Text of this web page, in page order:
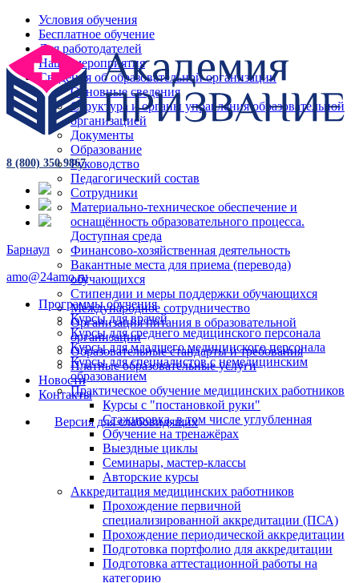
Условия обучения
Бесплатное обучение
Для работодателей
Наши мероприятия
Сведения об образовательной организации
Основные сведения
Структура и органы управления образовательной
организацией
Документы
Образование
Руководство
Педагогический состав
Сотрудники
Материально-техническое обеспечение и
оснащённость образовательного процесса.
Доступная среда
Финансово-хозяйственная деятельность
Вакантные места для приема (перевода)
обучающихся
Стипендии и меры поддержки обучающихся
Международное сотрудничество
Организация питания в образовательной
организации
Образовательные стандарты и требования
Платные образовательные услуги
Новости
Контакты
Версия для слабовидящих
8 (800) 350 9867
Барнаул
amo@24amo.ru
Программы обучения
Курсы для врачей
Курсы для среднего медицинского персонала
Курсы для младшего медицинского персонала
Курсы для специалистов с немедицинским
образованием
Практическое обучение медицинских работников
Курсы с "постановкой руки"
Стажировка, в том числе углубленная
Обучение на тренажёрах
Выездные циклы
Семинары, мастер-классы
Авторские курсы
Аккредитация медицинских работников
Прохождение первичной
специализированной аккредитации (ПСА)
Прохождение периодической аккредитации
Подготовка портфолио для аккредитации
Подготовка аттестационной работы на
категорию